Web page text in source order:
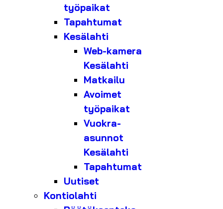
työpaikat
Tapahtumat
Kesälahti
Web-kamera
Kesälahti
Matkailu
Avoimet
työpaikat
Vuokra-
asunnot
Kesälahti
Tapahtumat
Uutiset
Kontiolahti